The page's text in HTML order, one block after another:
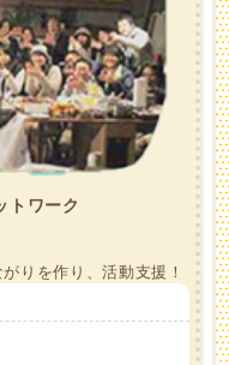
トワーク
りを作り、活動支援！